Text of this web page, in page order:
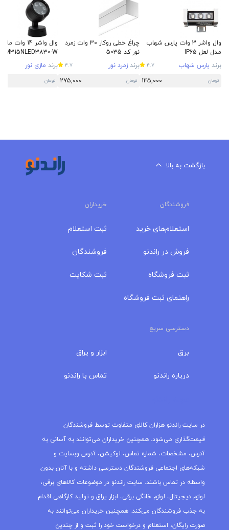
وال واشر 3 وات پارس شهاب
مدل لعل IP65
برند پارس شهاب 4.7
تومان 145,000
چراغ خطی روکار 30 وات زمرد
نور کد 5035
برند زمرد نور 4.7
تومان 275,000
وال واشر 14 وات
آرتیلوکس IP65برند مازی نور
تومان
بازگشت به بالا
فروشندگان خریداران
استعلام‌های خرید
فروش در راندنو
ثبت فروشگاه
راهنمای ثبت فروشگاه
ثبت استعلام
فروشندگان
ثبت شکایت
دسترسی سریع
برق
درباره‌ راندنو
ابزار و یراق
تماس با راندنو
در سایت راندنو هزاران کالای متفاوت توسط فروشندگان
قیمت‌گذاری می‌شود. همچنین خریداران می‌توانند به آسانی به
آدرس، مشخصات، شماره تماس، لوکیشن، آدرس وبسایت و
شبکه‌های اجتماعی فروشندگان دسترسی داشته و با آنان بدون
واسطه در تماس باشند. سایت راندنو در موضوعات کالاهای برقی،
لوازم دیجیتال، لوازم خانگی برقی، ابزار یراق و تولید کارگاهی اقدام
به جذب فروشندگان می‌کند. همچنین خریداران می‌توانند به
صورت رایگان، استعلام و درخواست خود را ثبت و از چندین